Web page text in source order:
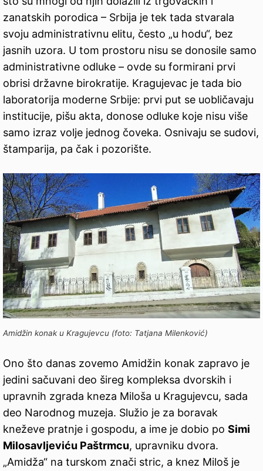
zanatskih porodica – Srbija je tek tada stvarala
svoju administrativnu elitu, često „u hodu“, bez
jasnih uzora. U tom prostoru nisu se donosile samo
administrativne odluke – ovde su formirani prvi
obrisi državne birokratije. Kragujevac je tada bio
laboratorija moderne Srbije: prvi put se uobličavaju
institucije, pišu akta, donose odluke koje nisu više
samo izraz volje jednog čoveka. Osnivaju se sudovi,
štamparija, pa čak i pozorište.
Amidžin konak u Kragujevcu (foto: Tatjana Milenković)
Ono što danas zovemo Amidžin konak zapravo je
jedini sačuvani deo šireg kompleksa dvorskih i
upravnih zgrada kneza Miloša u Kragujevcu, sada
deo Narodnog muzeja. Služio je za boravak
kneževe pratnje i gospodu, a ime je dobio po Simi
Milosavljeviću Paštrmcu, upravniku dvora.
„Amidža“ na turskom znači stric, a knez Miloš je